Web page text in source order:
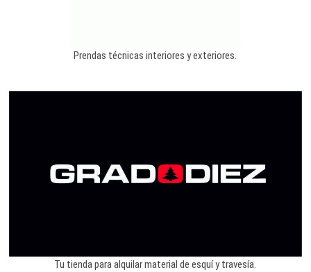
Prendas técnicas interiores y exteriores.
Tu tienda para alquilar material de esquí y travesía.